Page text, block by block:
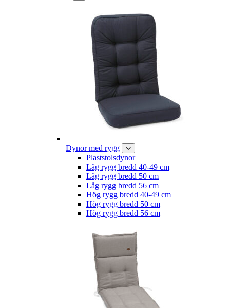
Dynor med rygg
Plaststolsdynor
Låg rygg bredd 40-49 cm
Låg rygg bredd 50 cm
Låg rygg bredd 56 cm
Hög rygg bredd 40-49 cm
Hög rygg bredd 50 cm
Hög rygg bredd 56 cm